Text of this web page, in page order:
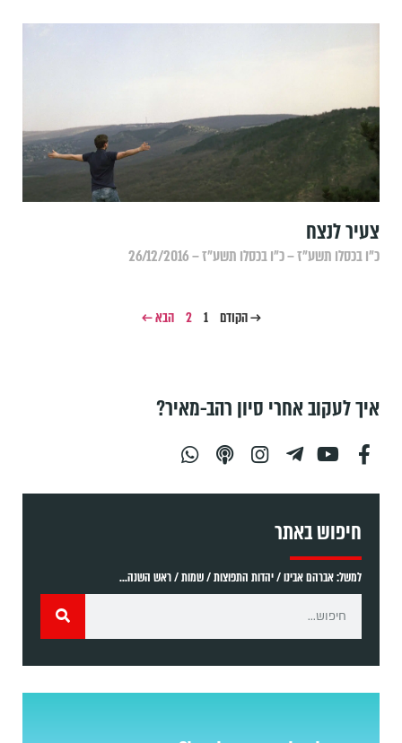
צעיר לנצח
כ״ו בכסלו תשע״ז – כ״ו בכסלו תשע״ז – 26/12/2016
→ הקודם 1
2 הבא ←
איך לעקוב אחרי סיון רהב-מאיר?
חיפוש באתר
למשל: אברהם אבינו / יהדות התפוצות / שמות / ראש השנה...